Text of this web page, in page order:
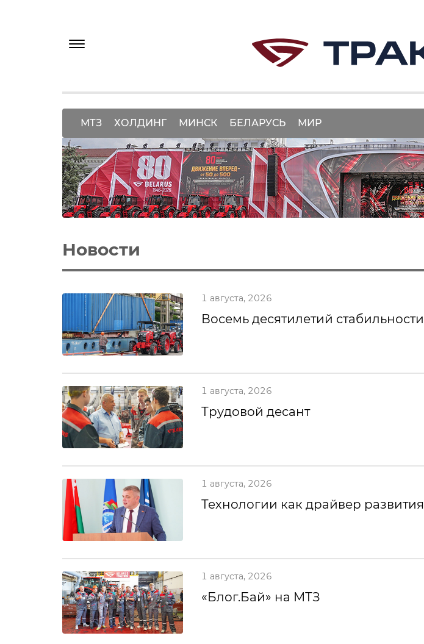
МТЗ ХОЛДИНГ МИНСК БЕЛАРУСЬ МИР
Новости
1 августа, 2026
Восемь десятилетий стабильности
1 августа, 2026
Трудовой десант
1 августа, 2026
Технологии как драйвер развития
1 августа, 2026
«Блог.Бай» на МТЗ